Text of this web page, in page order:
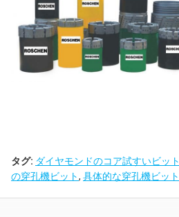
タグ: ダイヤモンドのコア試すいビット
の穿孔機ビット, 具体的な穿孔機ビット